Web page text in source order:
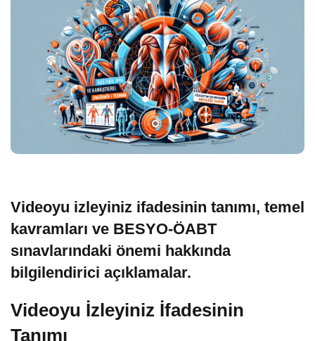
Videoyu izleyiniz ifadesinin tanımı, temel
kavramları ve BESYO-ÖABT
sınavlarındaki önemi hakkında
bilgilendirici açıklamalar.
Videoyu İzleyiniz İfadesinin
Tanımı